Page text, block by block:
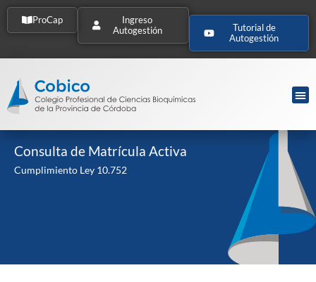
ProCap
Ingreso
Autogestión
Tutorial de
Autogestión
Consulta de Matrícula Activa
Cumplimiento Ley 10.752